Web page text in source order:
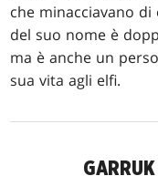
che minacciavano
del suo nome è
ma è anche un
sua vita agli elfi.